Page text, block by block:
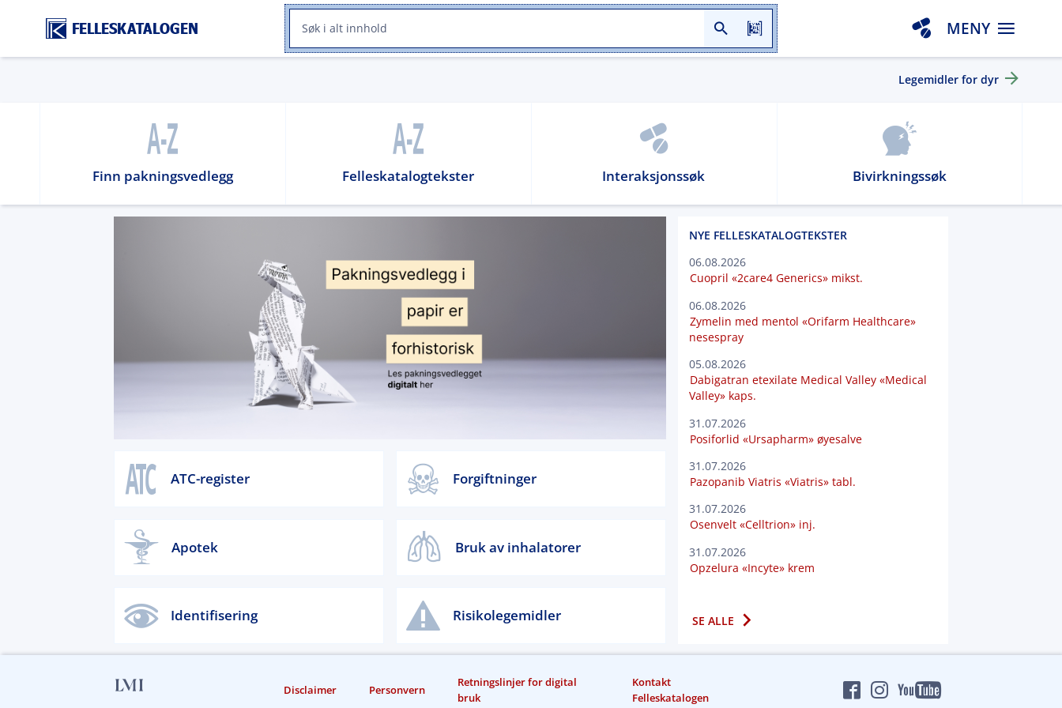
FELLESKATALOGEN MENY
Legemidler for dyr
Finn pakningsvedlegg Felleskatalogtekster Interaksjonssøk Bivirkningssøk
ATC-register Forgiftninger
Apotek Bruk av inhalatorer
Identifisering Risikolegemidler
NYE FELLESKATALOGTEKSTER
06.08.2026
Cuopril «2care4 Generics» mikst.
06.08.2026
Zymelin med mentol «Orifarm Healthcare»
nesespray
05.08.2026
Dabigatran etexilate Medical Valley «Medical
Valley» kaps.
31.07.2026
Posiforlid «Ursapharm» øyesalve
31.07.2026
Pazopanib Viatris «Viatris» tabl.
31.07.2026
Osenvelt «Celltrion» inj.
31.07.2026
Opzelura «Incyte» krem
SE ALLE
Disclaimer Personvern
Retningslinjer for digital
bruk
Kontakt
Felleskatalogen